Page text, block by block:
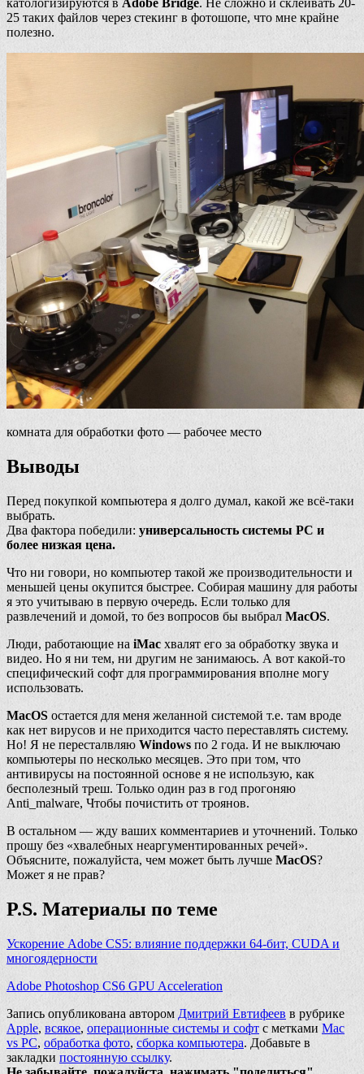
катологизируются в Adobe Bridge. Не сложно и склеивать 20-
25 таких файлов через стекинг в фотошопе, что мне крайне
полезно.
комната для обработки фото — рабочее место
Выводы
Перед покупкой компьютера я долго думал, какой же всё-таки
выбрать.
Два фактора победили: универсальность системы PC и
более низкая цена.
Что ни говори, но компьютер такой же производительности и
меньшей цены окупится быстрее. Собирая машину для работы
я это учитываю в первую очередь. Если только для
развлечений и домой, то без вопросов бы выбрал MacOS.
Люди, работающие на iMac хвалят его за обработку звука и
видео. Но я ни тем, ни другим не занимаюсь. А вот какой-то
специфический софт для программирования вполне могу
использовать.
MacOS остается для меня желанной системой т.е. там вроде
как нет вирусов и не приходится часто переставлять систему.
Но! Я не пересталвляю Windows по 2 года. И не выключаю
компьютеры по несколько месяцев. Это при том, что
антивирусы на постоянной основе я не использую, как
бесполезный треш. Только один раз в год прогоняю
Anti_malware, Чтобы почистить от троянов.
В остальном — жду ваших комментариев и уточнений. Только
прошу без «хвалебных неаргументированных речей».
Объясните, пожалуйста, чем может быть лучше MacOS?
Может я не прав?
P.S. Материалы по теме
Ускорение Adobe CS5: влияние поддержки 64-бит, CUDA и
многоядерности
Adobe Photoshop CS6 GPU Acceleration
Запись опубликована автором Дмитрий Евтифеев в рубрике
Apple, всякое, операционные системы и софт с метками Mac
vs PC, обработка фото, сборка компьютера. Добавьте в
закладки постоянную ссылку.